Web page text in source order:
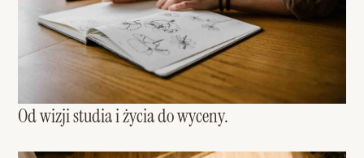
Od wizji studia i życia do wyceny.